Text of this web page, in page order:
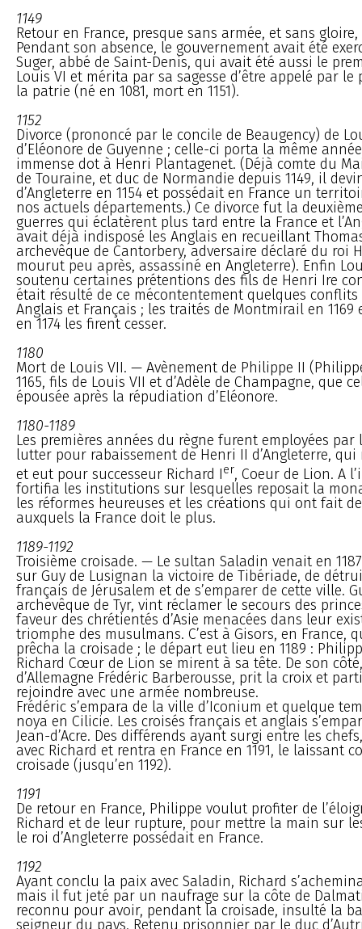
1149
Retour en France, presque sans armée, et sans gloire,
Pendant son absence, le gouvernement avait été
Suger, abbé de Saint-Denis, qui avait été aussi le
Louis VI et mérita par sa sagesse d’être appelé par le
la patrie (né en 1081, mort en 1151).
1152
Divorce (prononcé par le concile de Beaugency) de
d’Eléonore de Guyenne ; celle-ci porta la même
immense dot à Henri Plantagenet. (Déjà comte du
de Touraine, et duc de Normandie depuis 1149, il
d’Angleterre en 1154 et possédait en France un
nos actuels départements.) Ce divorce fut la
guerres qui éclatèrent plus tard entre la France et
avait déjà indisposé les Anglais en recueillant
archevêque de Cantorbery, adversaire déclaré du roi
mourut peu après, assassiné en Angleterre). Enfin
soutenu certaines prétentions des fils de Henri Ire
était résulté de ce mécontentement quelques conflits
Anglais et Français ; les traités de Montmirail en
en 1174 les firent cesser.
1180
Mort de Louis VII. — Avènement de Philippe II
1165, fils de Louis VII et d’Adèle de Champagne, que
épousée après la répudiation d’Eléonore.
1180-1189
Les premières années du règne furent employées
lutter pour rabaissement de Henri II d’Angleterre, qui
et eut pour successeur Richard Ier, Coeur de Lion. A
fortifia les institutions sur lesquelles reposait la
les réformes heureuses et les créations qui ont fait
auxquels la France doit le plus.
1189-1192
Troisième croisade. — Le sultan Saladin venait en
sur Guy de Lusignan la victoire de Tibériade, de
français de Jérusalem et de s’emparer de cette ville.
archevêque de Tyr, vint réclamer le secours des
faveur des chrétientés d’Asie menacées dans leur
triomphe des musulmans. C’est à Gisors, en France,
prêcha la croisade ; le départ eut lieu en 1189 :
Richard Cœur de Lion se mirent à sa tête. De son
d’Allemagne Frédéric Barberousse, prit la croix et
rejoindre avec une armée nombreuse.
Frédéric s’empara de la ville d’Iconium et quelque
noya en Cilicie. Les croisés français et anglais
Jean-d’Acre. Des différends ayant surgi entre les
avec Richard et rentra en France en 1191, le laissant
croisade (jusqu’en 1192).
1191
De retour en France, Philippe voulut profiter de
Richard et de leur rupture, pour mettre la main sur
le roi d’Angleterre possédait en France.
1192
Ayant conclu la paix avec Saladin, Richard
mais il fut jeté par un naufrage sur la côte de
reconnu pour avoir, pendant la croisade, insulté la
seigneur du pays. Retenu prisonnier par le duc